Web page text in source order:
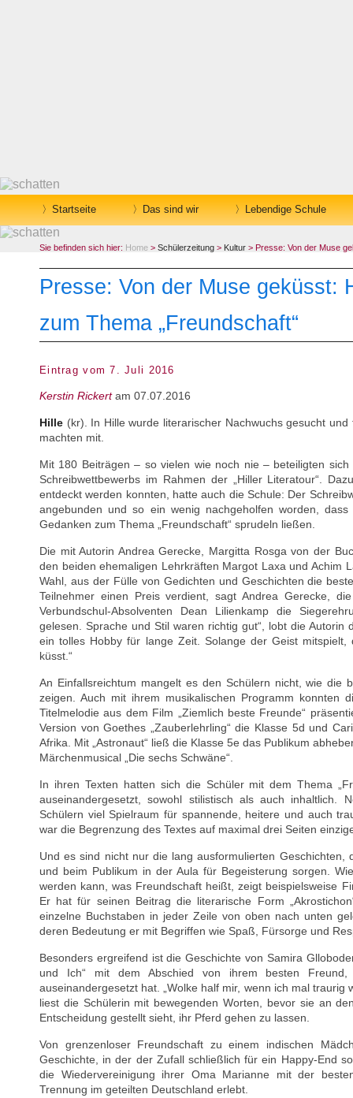
Startseite Das sind wir Lebendige Schule
Sie befinden sich hier: Home > Schülerzeitung > Kultur > Presse: Von der Muse
Presse: Von der Muse geküsst:
zum Thema „Freundschaft“
Eintrag vom 7. Juli 2016
Kerstin Rickertam 07.07.2016
Hille (kr). In Hille wurde literarischer Nachwuchs gesucht
machten mit.
Mit 180 Beiträgen – so vielen wie noch nie – beteiligten
Schreibwettbewerbs im Rahmen der „Hiller Literatour“.
entdeckt werden konnten, hatte auch die Schule: Der
angebunden und so ein wenig nachgeholfen worden,
Gedanken zum Thema „Freundschaft“ sprudeln ließen.
Die mit Autorin Andrea Gerecke, Margitta Rosga von der
den beiden ehemaligen Lehrkräften Margot Laxa und Achim
Wahl, aus der Fülle von Gedichten und Geschichten die
Teilnehmer einen Preis verdient, sagt Andrea Gerecke,
Verbundschul-Absolventen Dean Lilienkamp die
gelesen. Sprache und Stil waren richtig gut“, lobt die Autorin
ein tolles Hobby für lange Zeit. Solange der Geist
küsst.“
An Einfallsreichtum mangelt es den Schülern nicht, wie die
zeigen. Auch mit ihrem musikalischen Programm konnten
Titelmelodie aus dem Film „Ziemlich beste Freunde“
Version von Goethes „Zauberlehrling“ die Klasse 5d und
Afrika. Mit „Astronaut“ ließ die Klasse 5e das Publikum
Märchenmusical „Die sechs Schwäne“.
In ihren Texten hatten sich die Schüler mit dem Thema
auseinandergesetzt, sowohl stilistisch als auch inhaltlich.
Schülern viel Spielraum für spannende, heitere und auch
war die Begrenzung des Textes auf maximal drei Seiten
Und es sind nicht nur die lang ausformulierten
und beim Publikum in der Aula für Begeisterung sorgen.
werden kann, was Freundschaft heißt, zeigt beispielsweise
Er hat für seinen Beitrag die literarische Form
einzelne Buchstaben in jeder Zeile von oben nach unten
deren Bedeutung er mit Begriffen wie Spaß, Fürsorge und
Besonders ergreifend ist die Geschichte von Samira
und Ich“ mit dem Abschied von ihrem besten Freund,
auseinandergesetzt hat. „Wolke half mir, wenn ich mal traurig
liest die Schülerin mit bewegenden Worten, bevor sie an
Entscheidung gestellt sieht, ihr Pferd gehen zu lassen.
Von grenzenloser Freundschaft zu einem indischen
Geschichte, in der der Zufall schließlich für ein Happy-End
die Wiedervereinigung ihrer Oma Marianne mit der
Trennung im geteilten Deutschland erlebt.